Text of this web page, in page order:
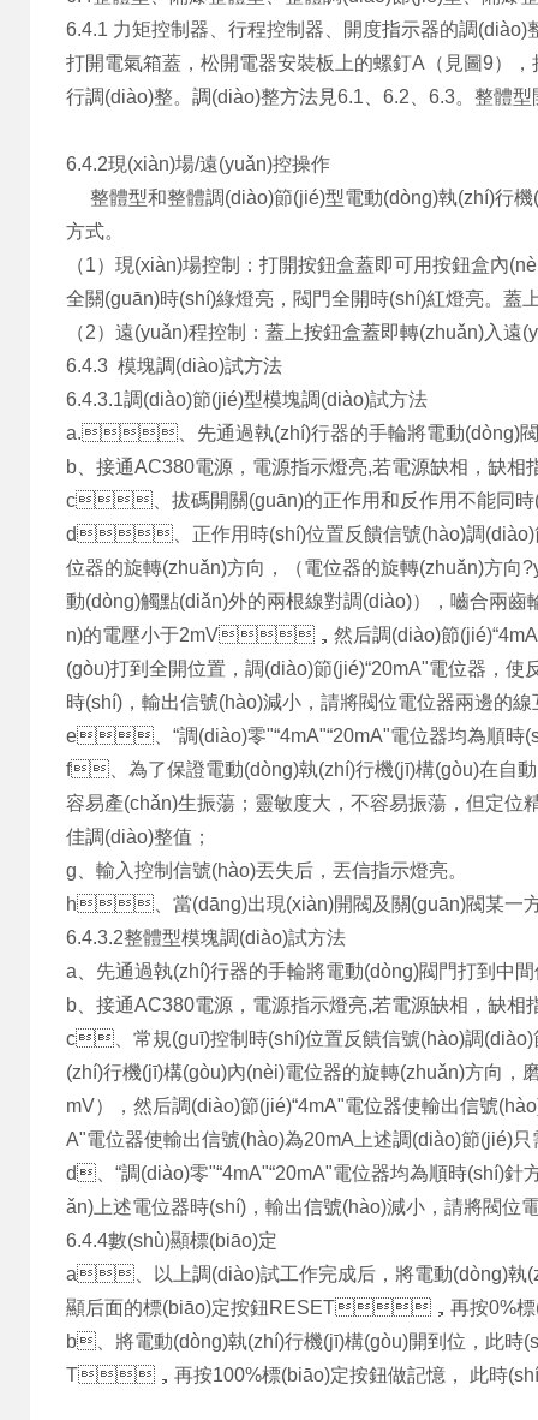
6.4.1 力矩控制器、行程控制器、開度指示器的調(diào)
打開電氣箱蓋，松開電器安裝板上的螺釘A（見圖9）
行調(diào)整。調(diào)整方法見6.1、6.2、6.3。
6.4.2現(xiàn)場/遠(yuǎn)控操作
整體型和整體調(diào)節(jié)型電動(dòng)執(zhí)行機
方式。
（1）現(xiàn)場控制：打開按鈕盒蓋即可用按鈕盒內
全關(guān)時(shí)綠燈亮，閥門全開時(shí)紅燈亮。
（2）遠(yuǎn)程控制：蓋上按鈕盒蓋即轉(zhuǎn)入遠
6.4.3 模塊調(diào)試方法
6.4.3.1調(diào)節(jié)型模塊調(diào)試方法
a.、先通過執(zhí)行器的手輪將電動(dòng)閥
b、接通AC380電源，電源指示燈亮,若電源缺相，缺相
c、拔碼開關(guān)的正作用和反作用不能同時(shí)
d、正作用時(shí)位置反饋信號(hào)調(diào)節
位器的旋轉(zhuǎn)方向，（電位器的旋轉(zhuǎn)方向
動(dòng)觸點(diǎn)外的兩根線對調(diào)），嚙合兩齒
n)的電壓小于2mV，然后調(diào)節
(gòu)打到全開位置，調(diào)節(jié)“20mA"電位器
時(shí)，輸出信號(hào)減小，請將閥位電位器兩邊
e、“調(diào)零"“4mA"“20mA"電位器均為順時
f、為了保證電動(dòng)執(zhí)行機(jī)構(gòu)在自動
容易產(chǎn)生振蕩；靈敏度大，不容易振蕩，但定位
佳調(diào)整值；
g、輸入控制信號(hào)丟失后，丟信指示燈亮。
h、當(dāng)出現(xiàn)開閥及關(guān)閥某一方向鎖
6.4.3.2整體型模塊調(diào)試方法
a、先通過執(zhí)行器的手輪將電動(dòng)閥門打到中間位
b、接通AC380電源，電源指示燈亮,若電源缺相，缺相
c、常規(guī)控制時(shí)位置反饋信號(hào)調(diào)
(zhí)行機(jī)構(gòu)內(nèi)電位器的旋轉(zhuǎn)方向，
mV），然后調(diào)節(jié)“4mA"電位器使輸出信號
A"電位器使輸出信號(hào)為20mA上述調(diào)節(jié)
d、“調(diào)零"“4mA"“20mA"電位器均為順時(shí)針方
ǎn)上述電位器時(shí)，輸出信號(hào)減小，請將閥位
6.4.4數(shù)顯標(biāo)定
a、以上調(diào)試工作完成后，將電動
顯后面的標(biāo)定按鈕RESET，再按0%標
b、將電動(dòng)執(zhí)行機(jī)構(gòu)開到位，此
T，再按100%標(biāo)定按鈕做記憶， 此時(shí)顯